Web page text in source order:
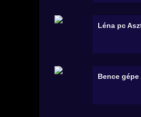
Léna pc
Bence gépe